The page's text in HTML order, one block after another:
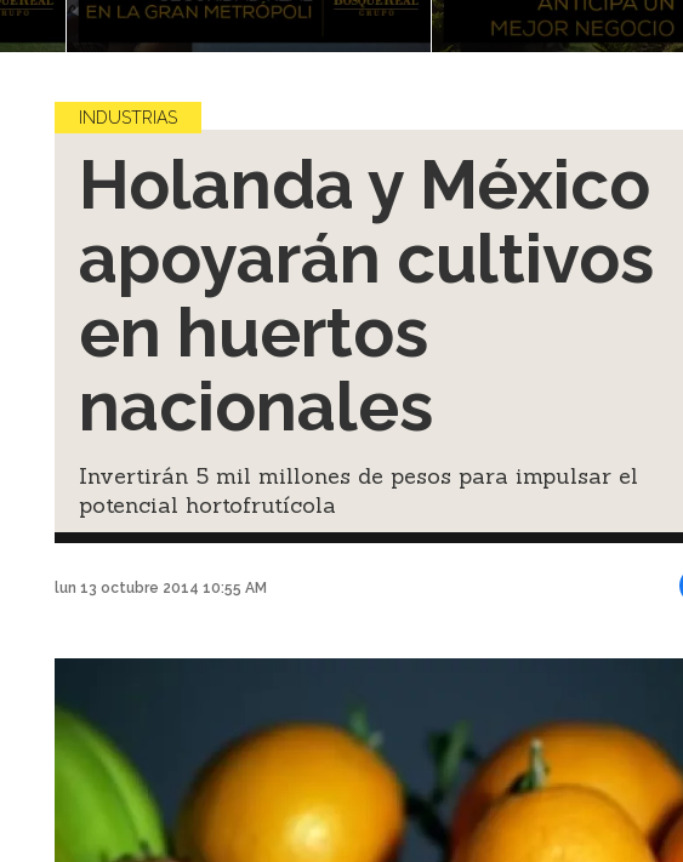
INDUSTRIAS
Holanda y México
apoyarán cultivos
en huertos
nacionales
Invertirán 5 mil millones de pesos para impulsar el
potencial hortofrutícola
lun 13 octubre 2014 10:55 AM